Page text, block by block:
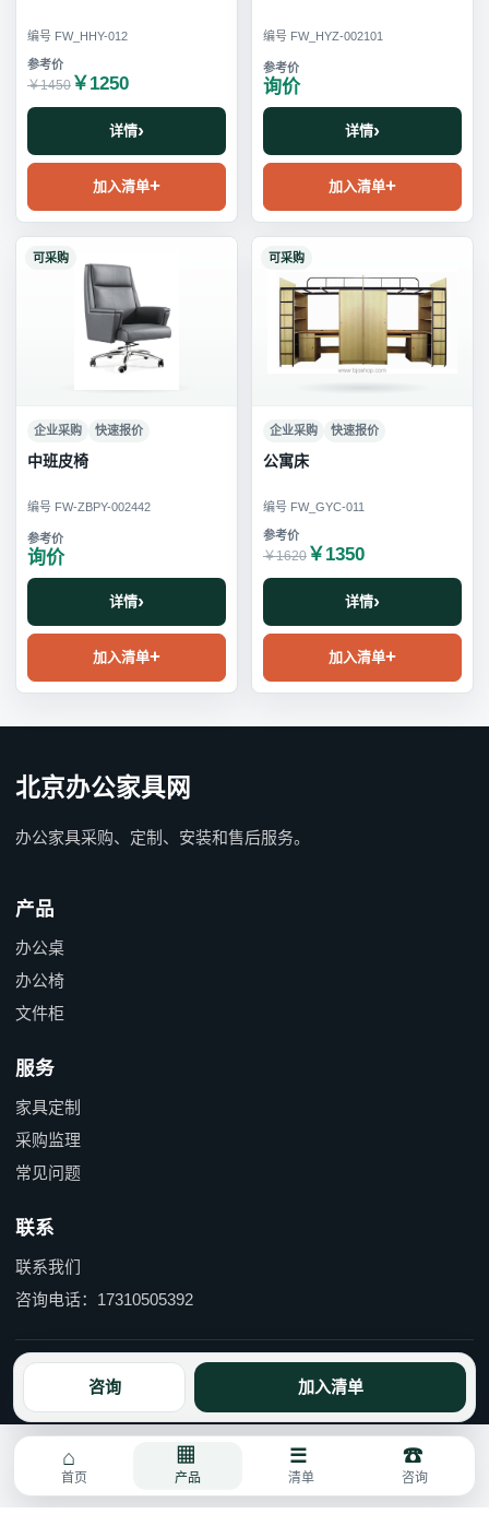
咨询 加入清单
编号 FW_HHY-012
￥1450 ￥1250
详情
加入清单
编号 FW_HYZ-002101
询价
详情
加入清单
可采购
企业采购 快速报价
中班皮椅
编号 FW-ZBPY-002442
询价
详情
加入清单
可采购
企业采购 快速报价
公寓床
编号 FW_GYC-011
￥1620 ￥1350
详情
加入清单
北京办公家具网
办公家具采购、定制、安装和售后服务。
产品
办公桌
办公椅
文件柜
服务
家具定制
采购监理
常见问题
联系
联系我们
咨询电话：17310505392
京ICP备15055597号-1 京公网安备110114000490号
首页 产品 清单 咨询